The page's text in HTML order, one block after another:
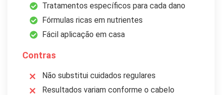
Tratamentos específicos para cada dano
Fórmulas ricas em nutrientes
Fácil aplicação em casa
Contras
Não substitui cuidados regulares
Resultados variam conforme o cabelo